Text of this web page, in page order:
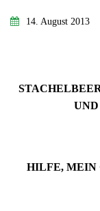
14. August 2013
HILFE, MEIN